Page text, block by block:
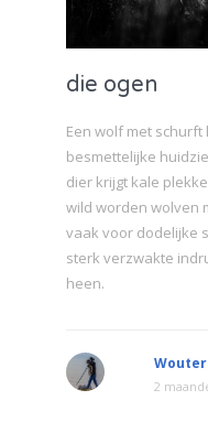
die ogen
Een wolf met
besmettelijke
dier krijgt kale
wild worden wolven
vaak voor dodelijke
sterk verzwakte
heen.
2